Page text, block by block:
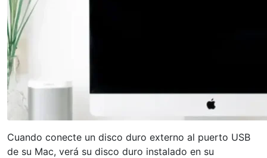
Cuando conecte un disco duro externo al puerto USB
de su Mac, verá su disco duro instalado en su